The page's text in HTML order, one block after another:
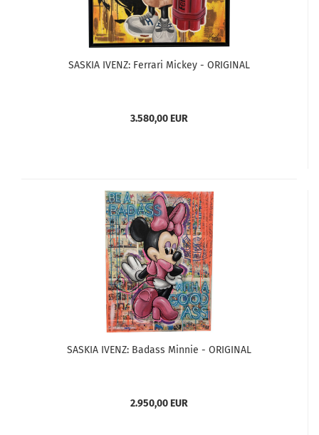
SASKIA IVENZ: Ferrari Mickey - ORIGINAL
3.580,00 EUR
SASKIA IVENZ: Badass Minnie - ORIGINAL
2.950,00 EUR